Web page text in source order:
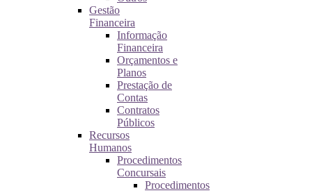
Gestão
Financeira
Informação
Financeira
Orçamentos e
Planos
Prestação de
Contas
Contratos
Públicos
Recursos
Humanos
Procedimentos
Concursais
Procedimentos